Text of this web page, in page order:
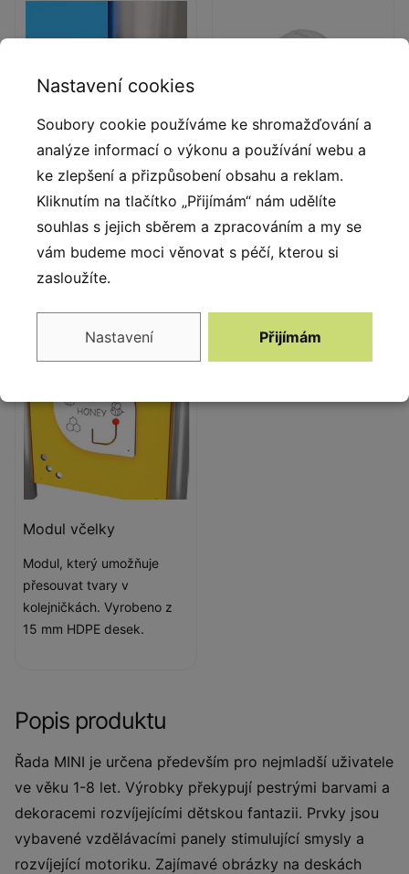
Deskové a lanové
spojky
Deskové a lanové spojky
ze vstřikovaného
Trubkové zátky
Bezpečné trubkové zátky
ze vstřikovaného
Modul včelky
Modul, který umožňuje
přesouvat tvary v
kolejničkách. Vyrobeno z
15 mm HDPE desek.
Popis produktu
Řada MINI je určena především pro nejmladší uživatele
ve věku 1-8 let. Výrobky překypují pestrými barvami a
dekoracemi rozvíjejícími dětskou fantazii. Prvky jsou
vybavené vzdělávacími panely stimulující smysly a
rozvíjející motoriku. Zajímavé obrázky na deskách
Nastavení cookies
Soubory cookie používáme ke shromažďování a
analýze informací o výkonu a používání webu a
ke zlepšení a přizpůsobení obsahu a reklam.
Kliknutím na tlačítko „Přijímám“ nám udělíte
souhlas s jejich sběrem a zpracováním a my se
vám budeme moci věnovat s péčí, kterou si
zasloužíte.
Nastavení Přijímám